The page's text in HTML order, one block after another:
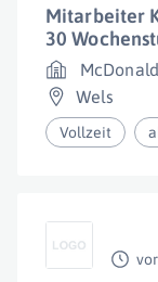
Mitarbeiter
30
Wels
Vollzeit